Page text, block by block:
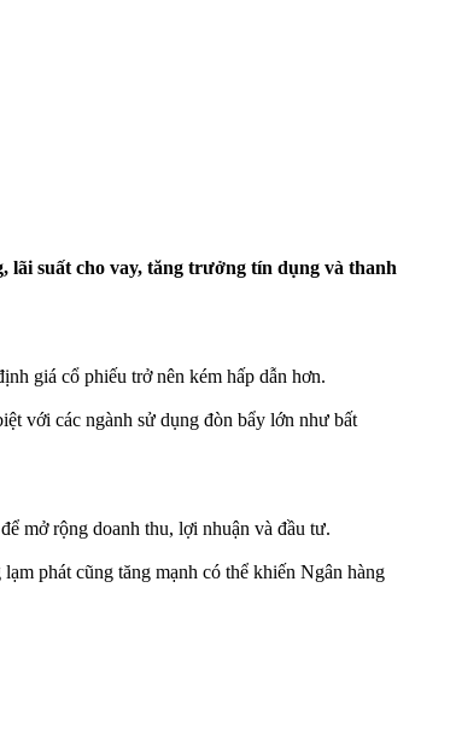
lãi suất cho vay, tăng trưởng tín dụng và thanh
giá cổ phiếu trở nên kém hấp dẫn hơn.
với các ngành sử dụng đòn bẩy lớn như bất
mở rộng doanh thu, lợi nhuận và đầu tư.
phát cũng tăng mạnh có thể khiến Ngân hàng